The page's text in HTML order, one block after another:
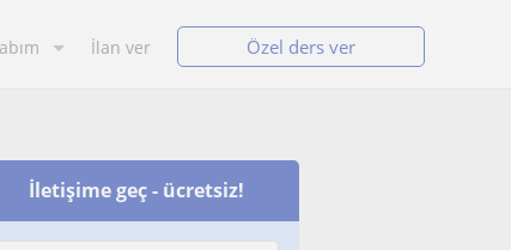
İlan ver Özel ders ver
İletişime geç - ücretsiz!